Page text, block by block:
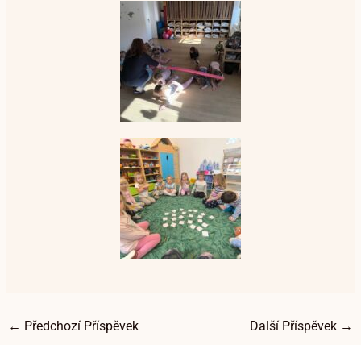
← Předchozí Příspěvek Další Příspěvek →